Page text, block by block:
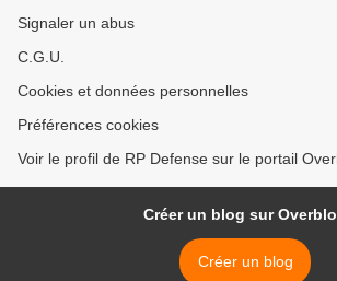
Signaler un abus
C.G.U.
Cookies et données personnelles
Préférences cookies
Voir le profil de RP Defense sur le portail
Créer un blog sur
Créer un blog